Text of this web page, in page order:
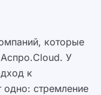
которые
У
к
стремление